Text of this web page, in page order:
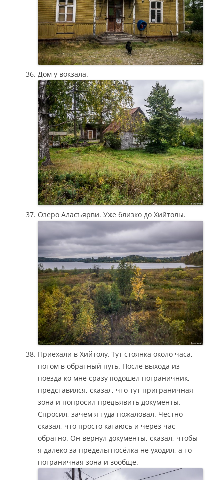
Дом у вокзала.
Озеро Аласъярви. Уже близко до Хийтолы.
Приехали в Хийтолу. Тут стоянка около часа,
потом в обратный путь. После выхода из
поезда ко мне сразу подошел пограничник,
представился, сказал, что тут приграничная
зона и попросил предъявить документы.
Спросил, зачем я туда пожаловал. Честно
сказал, что просто катаюсь и через час
обратно. Он вернул документы, сказал, чтобы
я далеко за пределы посёлка не уходил, а то
пограничная зона и вообще.